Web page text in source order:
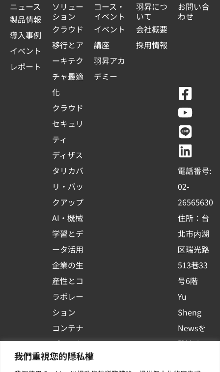
我們重視您的隱私權
ニュース
製品情報
導入事例
イベント
レポート
ソリュー
ション
クラウド
移行とア
ーキテク
チャ最適
化
クラウド
セキュリ
ティ
ディザス
タリカバ
リ・バッ
クアップ
AI・機械
学習とデ
ータ活用
企業の生
産性とコ
ラボレー
ション
コンテナ
プラット
フォーム
コース・
イベント
イベント
講座
羽昇アカ
デミー
羽昇につ
いて
会社概要
採用情報
お問い合
わせ
F
a
c
e
b
o
o
k
-
s
q
u
a
r
e
Y
o
u
t
u
b
e
L
i
n
e
L
i
n
k
e
d
i
n
電話番号:
02-
26565630
住所：台
北市内湖
区瑞光路
513巷33
号6階
Yu
Sheng
Newsを
購読する